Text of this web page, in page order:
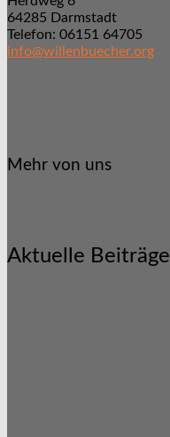
64285 Darmstadt
Telefon: 06151 64705
info@willenbuecher.org
Mehr von uns
Aktuelle Beiträge